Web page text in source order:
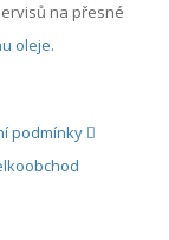
na přesné
oleje.
podmínky